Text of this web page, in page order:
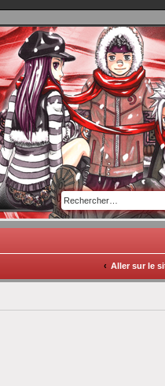
Aller sur le